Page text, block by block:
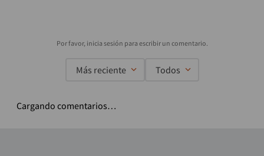
Más reciente Todos
Cargando comentarios…